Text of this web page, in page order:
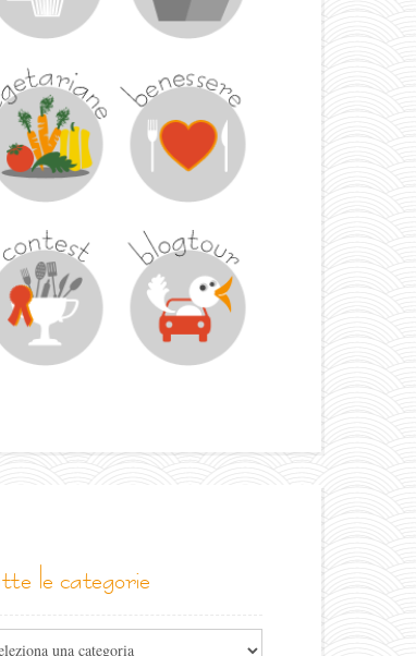
le categorie